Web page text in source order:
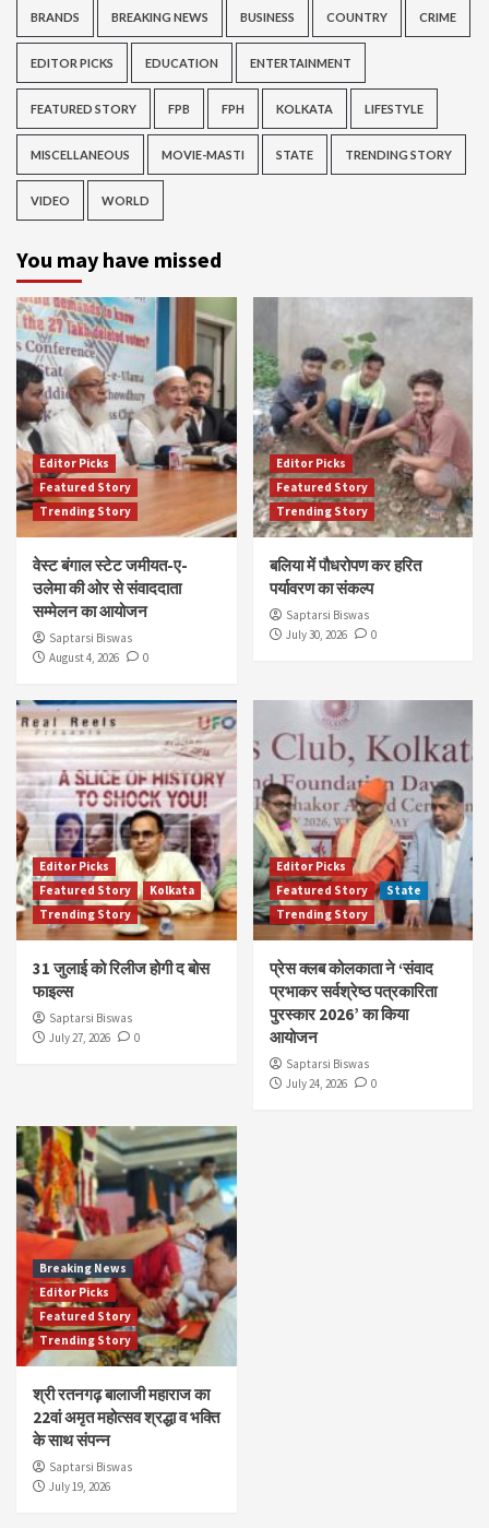
BRANDS BREAKING NEWS BUSINESS COUNTRY CRIME
EDITOR PICKS EDUCATION ENTERTAINMENT
FEATURED STORY FPB FPH KOLKATA LIFESTYLE
MISCELLANEOUS MOVIE-MASTI STATE TRENDING STORY
VIDEO WORLD
You may have missed
Editor Picks
Featured Story
Trending Story
वेस्ट बंगाल स्टेट जमीयत-ए-
उलेमा की ओर से संवाददाता
सम्मेलन का आयोजन
Saptarsi Biswas
August 4, 2026
0
Editor Picks
Featured Story
Trending Story
बलिया में पौधरोपण कर हरित
पर्यावरण का संकल्प
Saptarsi Biswas
July 30, 2026
0
Editor Picks
Featured Story
Kolkata
Trending Story
31 जुलाई को रिलीज होगी द बोस
फाइल्स
Saptarsi Biswas
July 27, 2026
0
Editor Picks
Featured Story
State
Trending Story
प्रेस क्लब कोलकाता ने ‘संवाद
प्रभाकर सर्वश्रेष्ठ पत्रकारिता
पुरस्कार 2026’ का किया
आयोजन
Saptarsi Biswas
July 24, 2026
0
Breaking News
Editor Picks
Featured Story
Trending Story
श्री रतनगढ़ बालाजी महाराज का
22वां अमृत महोत्सव श्रद्धा व भक्ति
के साथ संपन्न
Saptarsi Biswas
July 19, 2026